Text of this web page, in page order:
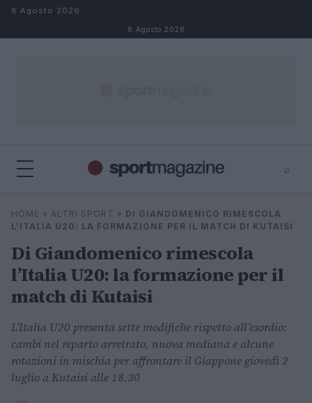
Salta al contenuto
8 Agosto 2026
8 Agosto 2026
⌕
Cerca
⌕
HOME » ALTRI SPORT » DI GIANDOMENICO RIMESCOLA
L’ITALIA U20: LA FORMAZIONE PER IL MATCH DI KUTAISI
Di Giandomenico rimescola
l’Italia U20: la formazione per il
match di Kutaisi
L’Italia U20 presenta sette modifiche rispetto all’esordio:
cambi nel reparto arretrato, nuova mediana e alcune
rotazioni in mischia per affrontare il Giappone giovedì 2
luglio a Kutaisi alle 18.30